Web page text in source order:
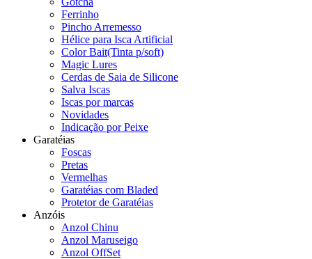
Ferrinho
Pincho Arremesso
Hélice para Isca Artificial
Color Bait(Tinta p/soft)
Magic Lures
Cerdas de Saia de Silicone
Salva Iscas
Iscas por marcas
Novidades
Indicação por Peixe
Garatéias
Foscas
Pretas
Vermelhas
Garatéias com Bladed
Protetor de Garatéias
Anzóis
Anzol Chinu
Anzol Maruseigo
Anzol OffSet